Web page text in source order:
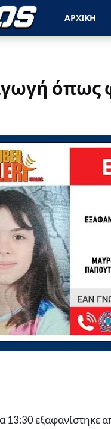
ΑΡΧΙΚΗ
όπως
13:30 εξαφανίστηκε